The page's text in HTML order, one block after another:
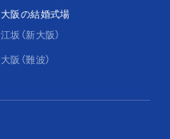
大阪の結婚式場
江坂（新大阪）
大阪（難波）